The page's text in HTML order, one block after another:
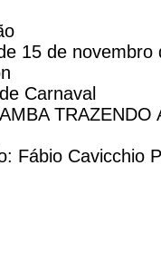
15 de novembro
Carnaval
TRAZENDO
Fábio Cavicchio